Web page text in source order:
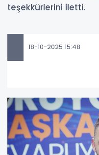
teşekkürlerini iletti.
18-10-2025 15:48